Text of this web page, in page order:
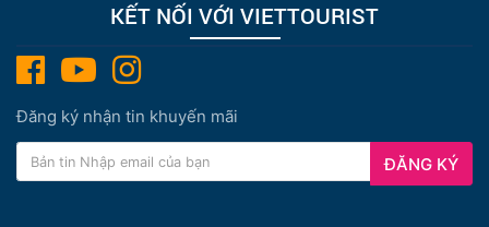
KẾT NỐI VỚI VIETTOURIST
Đăng ký nhận tin khuyến mãi
ĐĂNG KÝ